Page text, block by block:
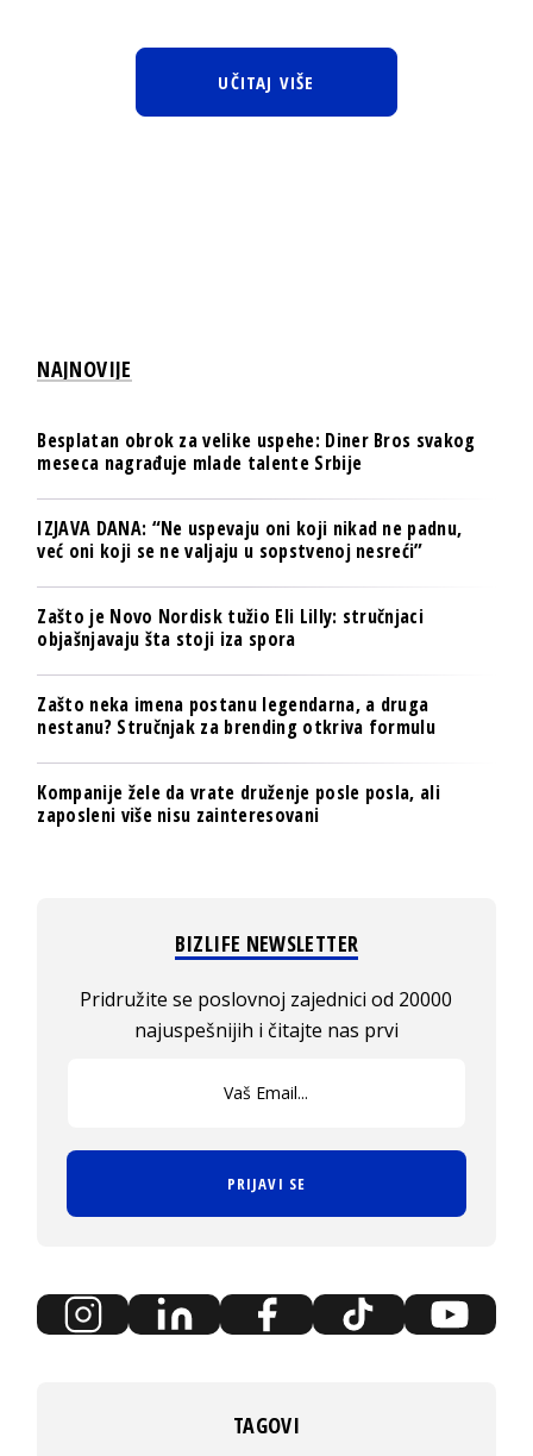
UČITAJ VIŠE
NAJNOVIJE
Besplatan obrok za velike uspehe: Diner Bros svakog
meseca nagrađuje mlade talente Srbije
IZJAVA DANA: “Ne uspevaju oni koji nikad ne padnu,
već oni koji se ne valjaju u sopstvenoj nesreći”
Zašto je Novo Nordisk tužio Eli Lilly: stručnjaci
objašnjavaju šta stoji iza spora
Zašto neka imena postanu legendarna, a druga
nestanu? Stručnjak za brending otkriva formulu
Kompanije žele da vrate druženje posle posla, ali
zaposleni više nisu zainteresovani
BIZLIFE NEWSLETTER
Pridružite se poslovnoj zajednici od 20000
najuspešnijih i čitajte nas prvi
PRIJAVI SE
TAGOVI